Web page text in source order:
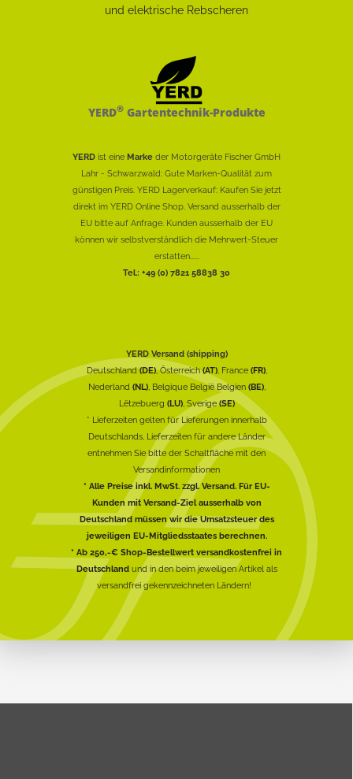
YERD®Gartentechnik-Produkte
YERD ist eine Marke der Motorgeräte Fischer GmbH
Lahr - Schwarzwald: Gute Marken-Qualität zum
günstigen Preis. YERD Lagerverkauf: Kaufen Sie jetzt
direkt im YERD Online Shop. Versand ausserhalb der
EU bitte auf Anfrage. Kunden ausserhalb der EU
können wir selbstverständlich die Mehrwert-Steuer
erstatten......
Tel.: +49 (0) 7821 58838 30
YERD Versand (shipping)
Deutschland(DE), Österreich(AT), France (FR),
Nederland (NL), Belgique België Belgien (BE),
Lëtzebuerg (LU), Sverige(SE)
* Lieferzeiten gelten für Lieferungen innerhalb
Deutschlands, Lieferzeiten für andere Länder
entnehmen Sie bitte der Schaltfläche mit den
Versandinformationen
* Alle Preise inkl. MwSt. zzgl. Versand. Für EU-
Kunden mit Versand-Ziel ausserhalb von
Deutschland müssen wir die Umsatzsteuer des
jeweiligen EU-Mitgliedsstaates berechnen.
* Ab 250,-€ Shop-Bestellwert versandkostenfrei in
Deutschlandund in den beim jeweiligen Artikel als
versandfrei gekennzeichneten Ländern!